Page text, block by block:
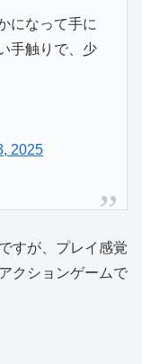
になって手に
手触りで、少
2025
すが、プレイ感覚
クションゲームで